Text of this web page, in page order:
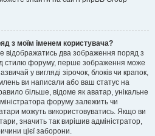
з моїм іменем користувача?
відображатись два зображення поряд з
стилю форуму, перше зображення може
у вигляді зірочок, блоків чи крапок,
ви написали або ваш статус на
більше, відоме як аватар, унікальне
форуму залежить чи
можуть використовуватись. Якщо ви
значить так вирішив адміністратор,
цієї заборони.